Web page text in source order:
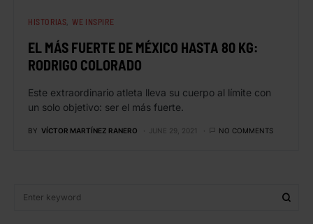
HISTORIAS WE INSPIRE
EL MÁS FUERTE DE MÉXICO HASTA 80 KG:
RODRIGO COLORADO
Este extraordinario atleta lleva su cuerpo al límite con
un solo objetivo: ser el más fuerte.
BY VÍCTOR MARTÍNEZ RANERO JUNE 29, 2021 NO COMMENTS